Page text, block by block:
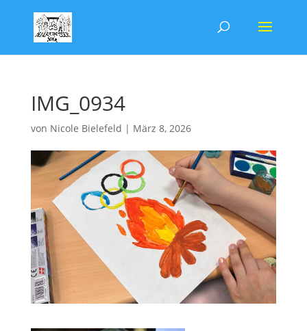
IMG_0934
von Nicole Bielefeld | März 8, 2026